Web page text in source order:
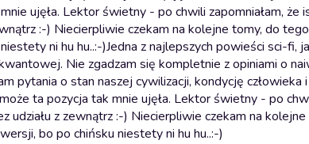
ujęła. Lektor świetny - po chwili zapomniałam, że
:-) Niecierpliwie czekam na kolejne tomy, do
ni hu hu..:-)Jedna z najlepszych powieści sci-fi,
Nie zgadzam się kompletnie z opiniami o
pytania o stan naszej cywilizacji, kondycję człowieka
ta pozycja tak mnie ujęła. Lektor świetny - po
udziału z zewnątrz :-) Niecierpliwie czekam na
bo po chińsku niestety ni hu hu..:-)